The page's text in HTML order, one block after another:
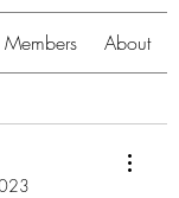
Members About